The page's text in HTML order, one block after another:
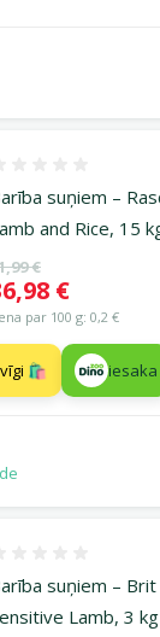
suņiem –
and Rice, 15
cena
€
€
par 100 g: 0,2 €
🛍️ iesaka
suņiem –
Lamb, 3 kg